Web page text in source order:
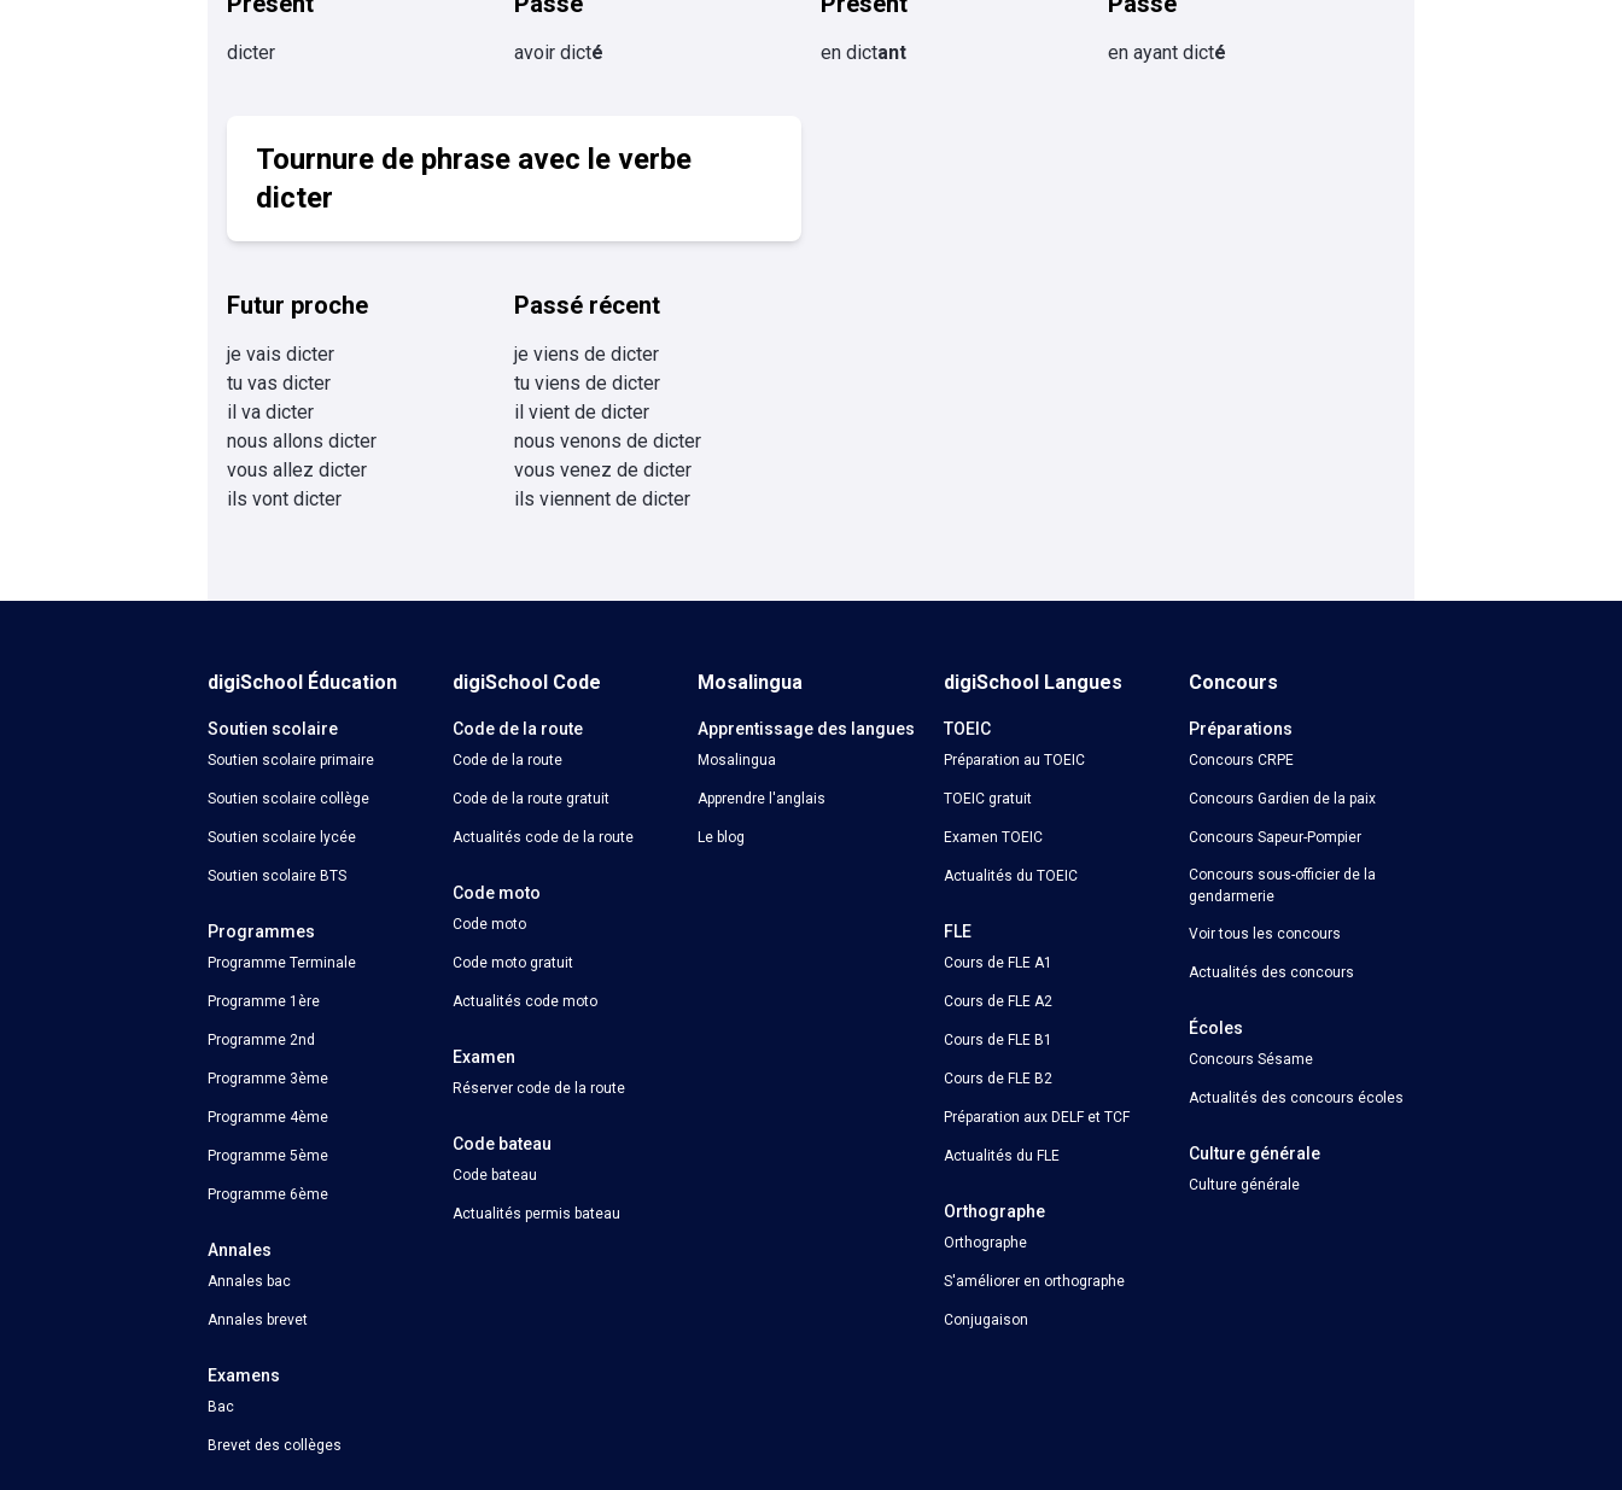
dicter avoir dicté en dictant en ayant dicté
Tournure de phrase avec le verbe
dicter
Futur proche
je vais dicter
tu vas dicter
il va dicter
nous allons dicter
vous allez dicter
ils vont dicter
Passé récent
je viens de dicter
tu viens de dicter
il vient de dicter
nous venons de dicter
vous venez de dicter
ils viennent de dicter
digiSchool Éducation
Soutien scolaire
Soutien scolaire primaire
Soutien scolaire collège
Soutien scolaire lycée
Soutien scolaire BTS
Programmes
Programme Terminale
Programme 1ère
Programme 2nd
Programme 3ème
Programme 4ème
Programme 5ème
Programme 6ème
Annales
Annales bac
Annales brevet
Examens
Bac
Brevet des collèges
digiSchool Code
Code de la route
Code de la route
Code de la route gratuit
Actualités code de la route
Code moto
Code moto
Code moto gratuit
Actualités code moto
Examen
Réserver code de la route
Code bateau
Code bateau
Actualités permis bateau
Mosalingua
Apprentissage des langues
Mosalingua
Apprendre l'anglais
Le blog
digiSchool Langues
TOEIC
Préparation au TOEIC
TOEIC gratuit
Examen TOEIC
Actualités du TOEIC
FLE
Cours de FLE A1
Cours de FLE A2
Cours de FLE B1
Cours de FLE B2
Préparation aux DELF et TCF
Actualités du FLE
Orthographe
Orthographe
S'améliorer en orthographe
Conjugaison
Concours
Préparations
Concours CRPE
Concours Gardien de la paix
Concours Sapeur-Pompier
Concours sous-officier de la
gendarmerie
Voir tous les concours
Actualités des concours
Écoles
Concours Sésame
Actualités des concours écoles
Culture générale
Culture générale